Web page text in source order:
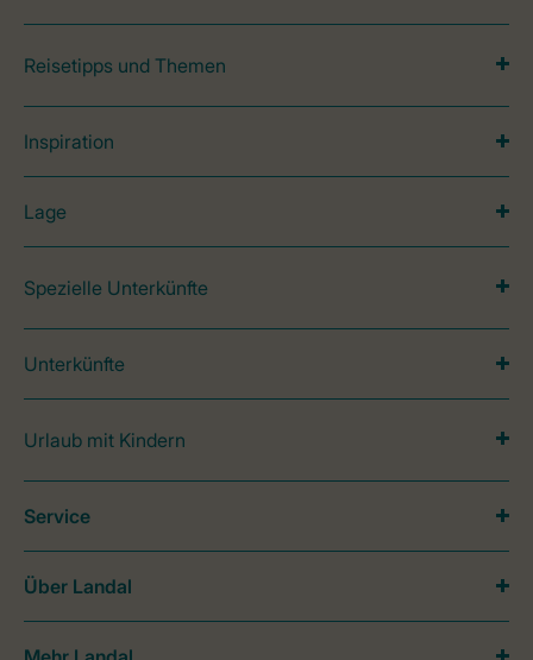
Reisetipps und Themen
Inspiration
Lage
Spezielle Unterkünfte
Unterkünfte
Urlaub mit Kindern
Service
Über Landal